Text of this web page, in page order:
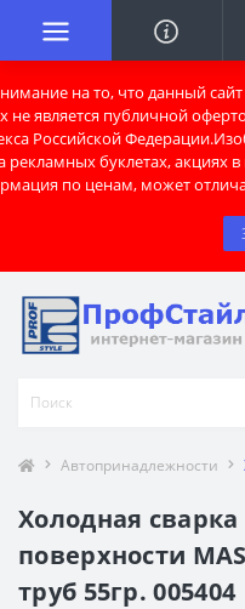
на то, что данный
не является публичной
Российской
рекламных буклетах, акциях
по ценам, может
Автопринадлежности
Холодная
поверхности
труб 55гр. 005404